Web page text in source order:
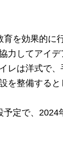
を効果的に
力してアイデ
レは洋式で
を整備すると
定で、2024